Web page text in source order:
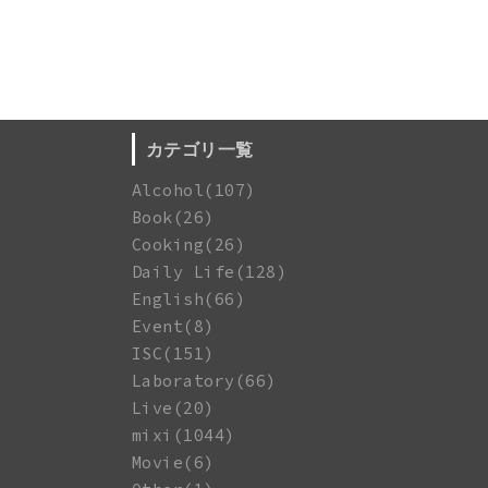
カテゴリ一覧
Alcohol(107)
Book(26)
Cooking(26)
Daily Life(128)
English(66)
Event(8)
ISC(151)
Laboratory(66)
Live(20)
mixi(1044)
Movie(6)